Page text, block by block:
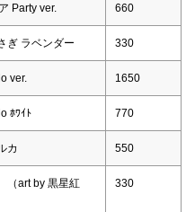
Party ver. 660
ぎ ラベンダー 330
ver. 1650
ﾎﾜｲﾄ 770
カ 550
art by 黒星紅
330